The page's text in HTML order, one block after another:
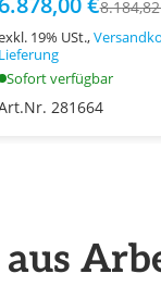
19% USt.,
Lieferung
Sofort verfügbar
281664